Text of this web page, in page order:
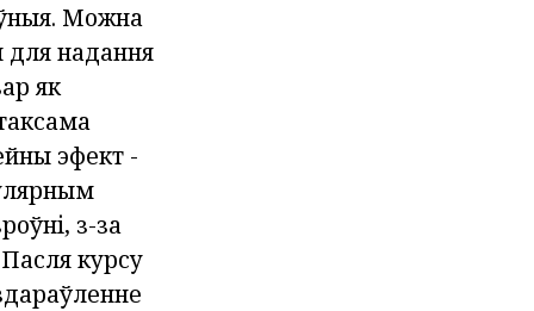
Можна
для надання
як
эфект -
з-за
курсу